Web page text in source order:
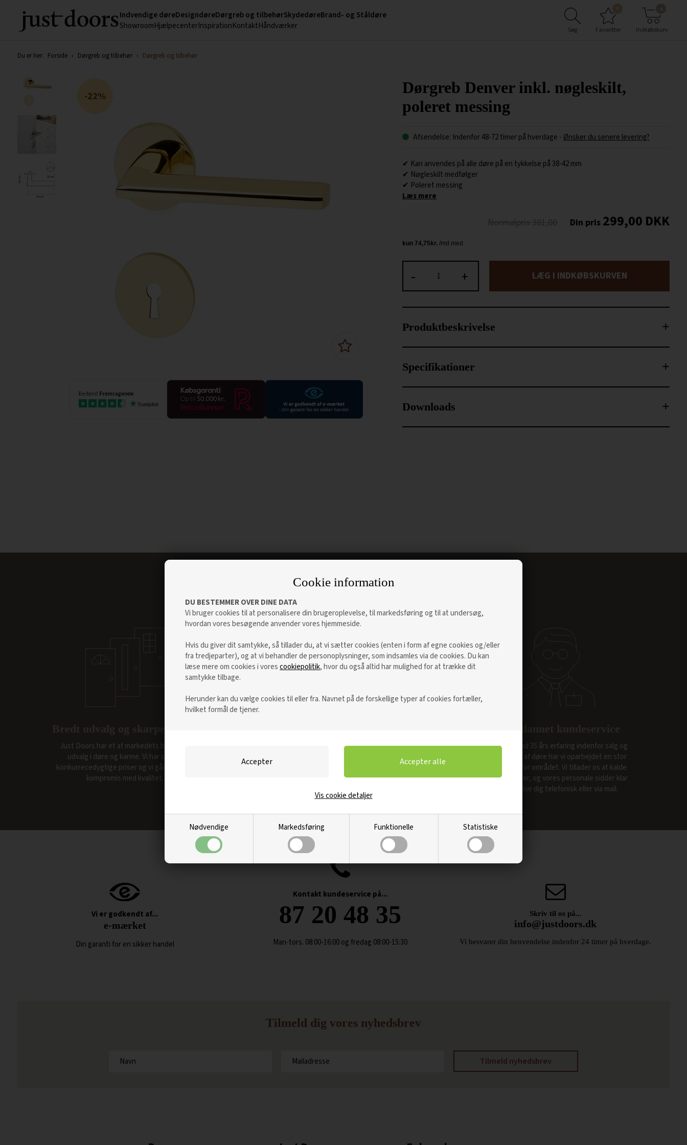
Cookie information
DU BESTEMMER OVER DINE DATA
Vi bruger cookies til at personalisere din brugeroplevelse, til markedsføring og til at undersøg,
hvordan vores besøgende anvender vores hjemmeside.
Hvis du giver dit samtykke, så tillader du, at vi sætter cookies (enten i form af egne cookies og/eller
fra tredjeparter), og at vi behandler de personoplysninger, som indsamles via de cookies. Du kan
læse mere om cookies i vorescookiepolitik, hvor du også altid har mulighed for at trække dit
samtykke tilbage.
Herunder kan du vælge cookies til eller fra. Navnet på de forskellige typer af cookies fortæller,
hvilket formål de tjener.
Nødvendige Markedsføring Funktionelle Statistiske
Vis cookie detaljer
Indvendige døreDesigndøreDørgreb og tilbehørSkydedøreBrand- og Ståldøre
ShowroomHjælpecenterInspirationKontaktHåndværker Søg Favoritter Indkøbskurv
Du er her: Forside › Dørgreb og tilbehør › Dørgreb og tilbehør
22%
Dørgreb Denver inkl. nøgleskilt,
poleret messing
Afsendelse: Indenfor 48-72 timer på hverdage - Ønsker du senere levering?
✔ Kan anvendes på alle døre på en tykkelse på 38-42 mm
✔ Nøgleskilt medfølger
✔ Poleret messing
Læs mere
299,00 DKK
+
- LÆG I INDKØBSKURVEN
Produktbeskrivelse
Specifikationer
Downloads
Altid det bedste dørkøb
Just Doors har et af markedets bredeste
udvalg i døre og karme. Vi har skarpe
konkurrecedygtige priser og vi går aldrig på
kompromis med kvalitet.
Vi er fleksible omkring valg af leveringsdag.
Langt hovedparten af vores produkter kan
leveres inden for 48-72 timer på hverdage. Hvis
anden leveringsdag ønskes, vælges det blot
Med mere end 35 års erfaring indenfor salg og
forsendelse af døre har vi oparbejdet en stor
viden indenfor området. Vi tillader os at kalde
os specialister, og vores personale sidder klar
til at rådgive dig telefonisk eller via mail.
Vi er godkendt af...
e-mærket
Din garanti for en sikker handel
Kontakt kundeservice på...
87 20 48 35
Man-tors. 08:00-16:00 og fredag 08:00-15:30
Skriv til os på...
info@justdoors.dk
Vi besvarer din henvendelse indenfor 24 timer på hverdage.
Tilmeld dig vores nyhedsbrev